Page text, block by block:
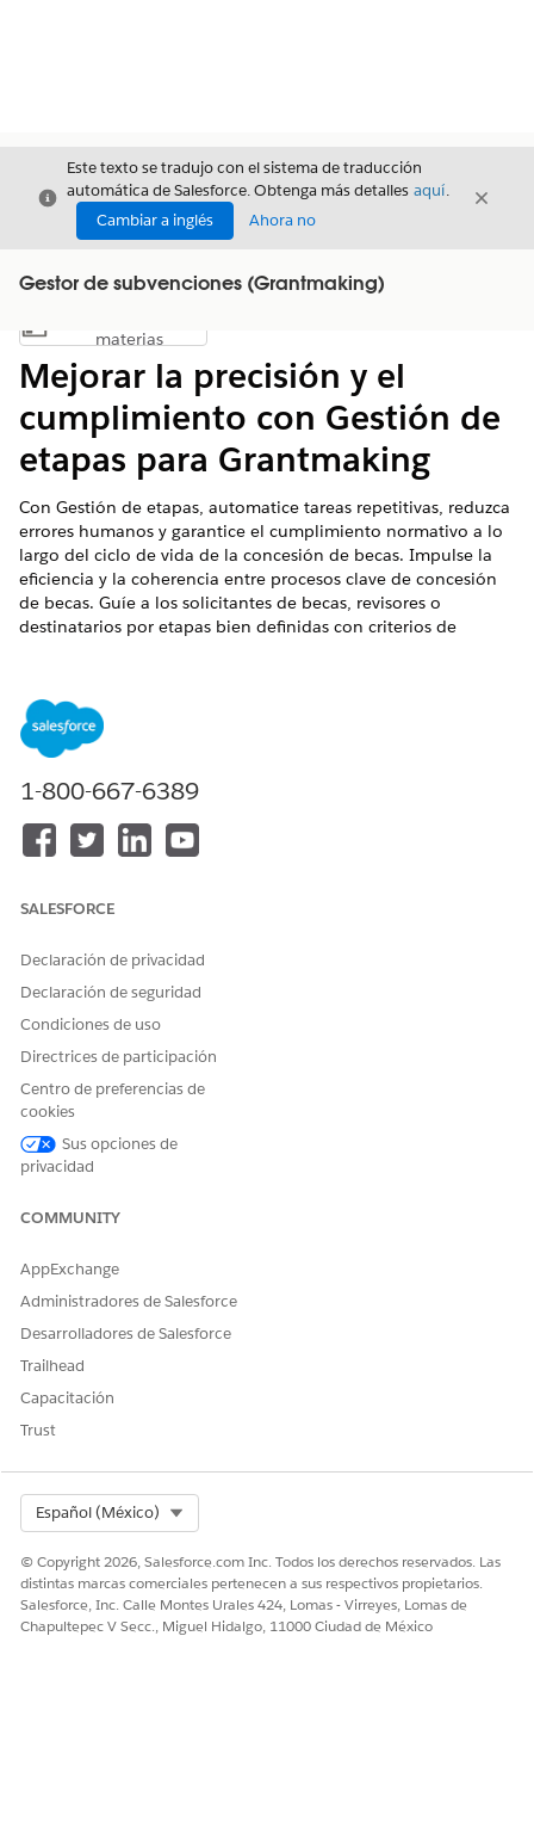
Cerrar
Este texto se tradujo con el sistema de traducción
automática de Salesforce. Obtenga más detalles aquí.
Cambiar a inglés
Ahora no
Cerrar
Gestor de subvenciones (Grantmaking)
Mostrar índice de materias
materias
Mejorar la precisión y el
cumplimiento con Gestión de
etapas para Grantmaking
Con Gestión de etapas, automatice tareas repetitivas, reduzca
errores humanos y garantice el cumplimiento normativo a lo
largo del ciclo de vida de la concesión de becas. Impulse la
eficiencia y la coherencia entre procesos clave de concesión
de becas. Guíe a los solicitantes de becas, revisores o
destinatarios por etapas bien definidas con criterios de
Disponible en: Lightning Experience
Disponible en: Nonprofit Cloud para soluciones de
La plantilla de flujo Compartir revisiones de solicitudes está
utilizan conjuntamente, Gestión de etapas inicia un flujo
solicitudes cuando la revisión de solicitudes entra en una
etapa específica.
CONSULTE TAMBIÉN:
Gestión de etapa
1-800-667-6389
SALESFORCE
Declaración de privacidad
Declaración de seguridad
Condiciones de uso
Directrices de participación
Centro de preferencias de
cookies
Sus opciones de
privacidad
COMMUNITY
AppExchange
Administradores de Salesforce
Desarrolladores de Salesforce
Trailhead
Capacitación
Trust
Español (México)
© Copyright 2026, Salesforce.com Inc. Todos los derechos reservados. Las
distintas marcas comerciales pertenecen a sus respectivos propietarios.
Salesforce, Inc. Calle Montes Urales 424, Lomas - Virreyes, Lomas de
Chapultepec V Secc., Miguel Hidalgo, 11000 Ciudad de México